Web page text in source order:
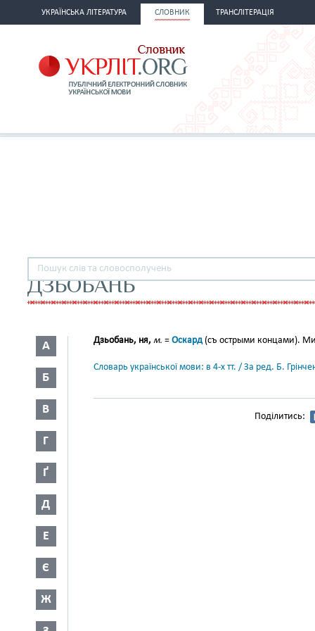
УКРАЇНСЬКА ЛІТЕРАТУРА СЛОВНИК ТРАНСЛІТЕРАЦІЯ
ДЗЬОБАНЬ
А
Б
В
Г
Ґ
Д
Е
Є
Ж
Дзьобань, ня, м. = Оскард(съ острыми концами).
Словарь української мови: в 4-х тт. / За ред. Б.
Поділитись: